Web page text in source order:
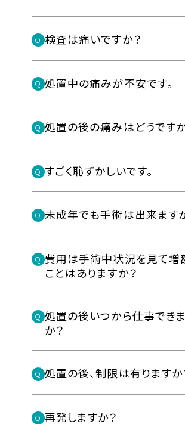
Q 検査は痛いですか？
A 昔と違い、痛い検査は有
よく受診をためらって、症状
ってなかなか受診できなかっ
すので、性病の検査で痛い
む必要も有りません。強いて
する怖さに比べたら微々た
是非、早めに受診して下さい
Q 処置中の痛みが不安です。
A 麻酔の効果で処置中痛み
事はありません。また心配
麻酔の痛みも感じない様
とが可能です。
麻酔がしっかりと効いてい
置中痛みを感じる事はあり
た麻酔が怖いという方の為
は静脈麻酔で完全に寝て頂
麻酔の注射を打ちますので
ているといったことが可能で
Q 処置の後の痛みはどうです
A 痛みはほとんどございま
ご安心ください。
度ですので使用されない方
Q すごく恥ずかしいです。
A 当院は全スタッフ男性の
ートクリニックですので
い。
男性器治療はとてもデリケ
です。また入院が必要だった
クリニックと比べて治療費用
も病院や一般の泌尿器科ク
手術を受ける患者様は非常
のが現状です。
Q 未成年でも手術は出来ます
A お父様かお母様の同伴も
意書のご持参が必要です。
かお母様などの親権者の方
必要になります。同伴される
しいですが、難しい場合は
書を印刷しサインを頂いて
い。
Q 費用は手術中状況を見て増
ことはありますか？
A 当院では有り得ません。
美容クリニック、包茎クリニ
は手術中に『〇〇だからこ
要になります。◯万円プラ
いいよね？』と聞かれ手術
しているクリニックが存在し
Q 処置の後いつから仕事でき
か？
A 当日から可能です。
処置後の痛みはほとんどござ
Q 処置の後、制限は有りますか
A 処置後の日常生活には
は有りません。
Q 再発しますか？